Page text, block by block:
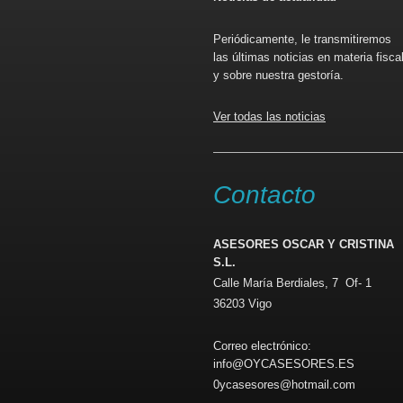
Periódicamente, le transmitiremos
las últimas noticias en materia fiscal
y sobre nuestra gestoría.
Ver todas las noticias
Contacto
ASESORES OSCAR Y CRISTINA
S.L.
Calle María Berdiales, 7 Of- 1
36203 Vigo
Correo electrónico:
info@OYCASESORES.ES
0ycasesores@hotmail.com